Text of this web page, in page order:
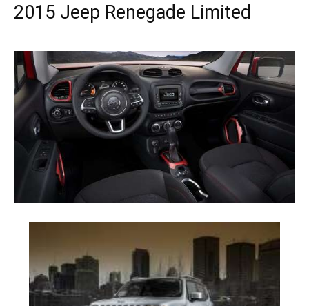
2015 Jeep Renegade Limited